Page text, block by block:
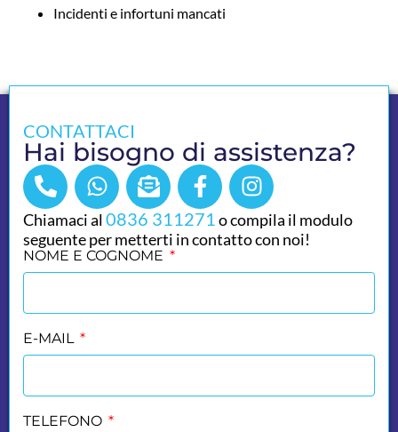
Incidenti e infortuni mancati
CONTATTACI
Hai bisogno di assistenza?
Chiamaci al0836 311271o compila il modulo
seguente per metterti in contatto con noi!
NOME E COGNOME
E-MAIL
TELEFONO